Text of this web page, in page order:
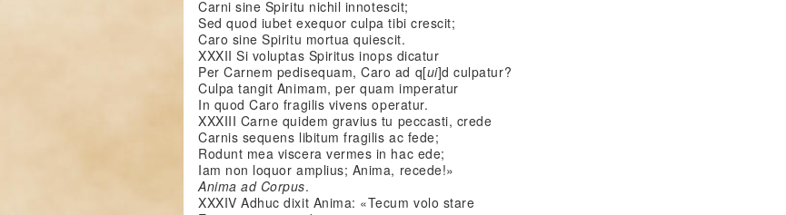
Carni sine Spiritu nichil innotescit;
Sed quod iubet exequor culpa tibi crescit;
Caro sine Spiritu mortua quiescit.
XXXII Si voluptas Spiritus inops dicatur
Per Carnem pedisequam, Caro ad q[ui]d culpatur?
Culpa tangit Animam, per quam imperatur
In quod Caro fragilis vivens operatur.
XXXIII Carne quidem gravius tu peccasti, crede
Carnis sequens libitum fragilis ac fede;
Rodunt mea viscera vermes in hac ede;
Iam non loquor amplius; Anima, recede!»
Anima ad Corpus.
XXXIV Adhuc dixit Anima: «Tecum volo stare